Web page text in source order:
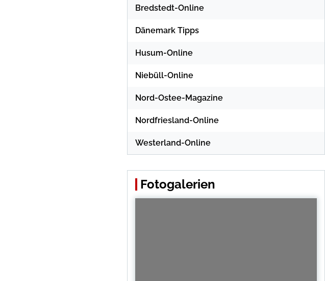
Bredstedt-Online
Dänemark Tipps
Husum-Online
Niebüll-Online
Nord-Ostee-Magazine
Nordfriesland-Online
Westerland-Online
Fotogalerien